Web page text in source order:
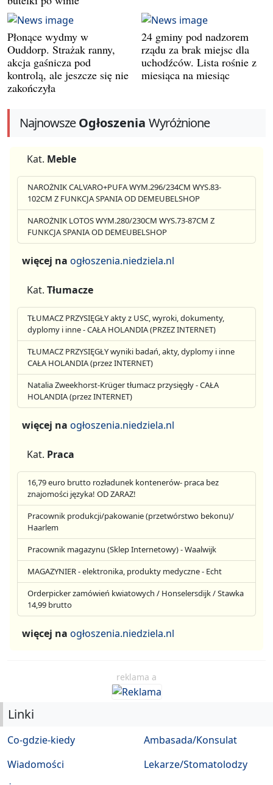
Płonące wydmy w
Ouddorp. Strażak ranny,
akcja gaśnicza pod
kontrolą, ale jeszcze się nie
zakończyła
24 gminy pod nadzorem
rządu za brak miejsc dla
uchodźców. Lista rośnie z
miesiąca na miesiąc
NajnowszeOgłoszenia Wyróżnione
Kat. Meble
NAROŻNIK CALVARO+PUFA WYM.296/234CM WYS.83-
102CM Z FUNKCJA SPANIA OD DEMEUBELSHOP
NAROŻNIK LOTOS WYM.280/230CM WYS.73-87CM Z
FUNKCJA SPANIA OD DEMEUBELSHOP
więcej na ogłoszenia.niedziela.nl
Kat. Tłumacze
TŁUMACZ PRZYSIĘGŁY akty z USC, wyroki, dokumenty,
dyplomy i inne - CAŁA HOLANDIA (PRZEZ INTERNET)
TŁUMACZ PRZYSIĘGŁY wyniki badań, akty, dyplomy i inne
CAŁA HOLANDIA (przez INTERNET)
Natalia Zweekhorst-Krüger tłumacz przysięgły - CAŁA
HOLANDIA (przez INTERNET)
więcej na ogłoszenia.niedziela.nl
Kat. Praca
16,79 euro brutto rozładunek kontenerów- praca bez
znajomości języka! OD ZARAZ!
Pracownik produkcji/pakowanie (przetwórstwo bekonu)/
Haarlem
Pracownik magazynu (Sklep Internetowy) - Waalwijk
MAGAZYNIER - elektronika, produkty medyczne - Echt
Orderpicker zamówień kwiatowych / Honselersdijk / Stawka
14,99 brutto
więcej na ogłoszenia.niedziela.nl
reklama a
Linki
Co-gdzie-kiedy
Wiadomości
Ambasada/Konsulat
Lekarze/Stomatolodzy